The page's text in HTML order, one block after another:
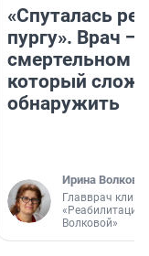
«Спуталась
пургу». Врач —
смертельном
который
обнаружить
Ирина Волкова
Главврач
«Реабилитация
Волковой»